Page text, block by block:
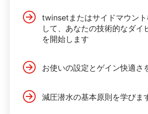
twinsetまたはサイドマウン
して、あなたの技術的なダイ
を開始します
お使いの設定とゲイン快適さ
減圧潜水の基本原則を学びま